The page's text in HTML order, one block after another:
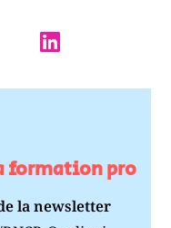
formation pro
la newsletter